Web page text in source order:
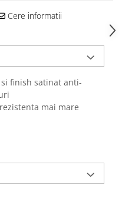
Cere informatii
finish satinat anti-
mai mare